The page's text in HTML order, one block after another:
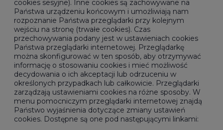
cookies sesyjne). Inne cookies są zachowywane na
Państwa urządzeniu końcowym i umożliwiają nam
rozpoznanie Państwa przeglądarki przy kolejnym
wejściu na stronę (trwałe cookies). Czas
przechowywania podany jest w ustawieniach cookies
Państwa przeglądarki internetowej. Przeglądarkę
można skonfigurować w ten sposób, aby otrzymywać
informację o stosowaniu cookies i mieć możliwość
decydowania o ich akceptacji lub odrzuceniu w
określonych przypadkach lub całkowicie. Przeglądarki
zarządzają ustawieniami cookies na różne sposoby. W
menu pomocniczym przeglądarki internetowej znajdą
Państwo wyjaśnienia dotyczące zmiany ustawień
cookies. Dostępne są one pod następującymi linkami: